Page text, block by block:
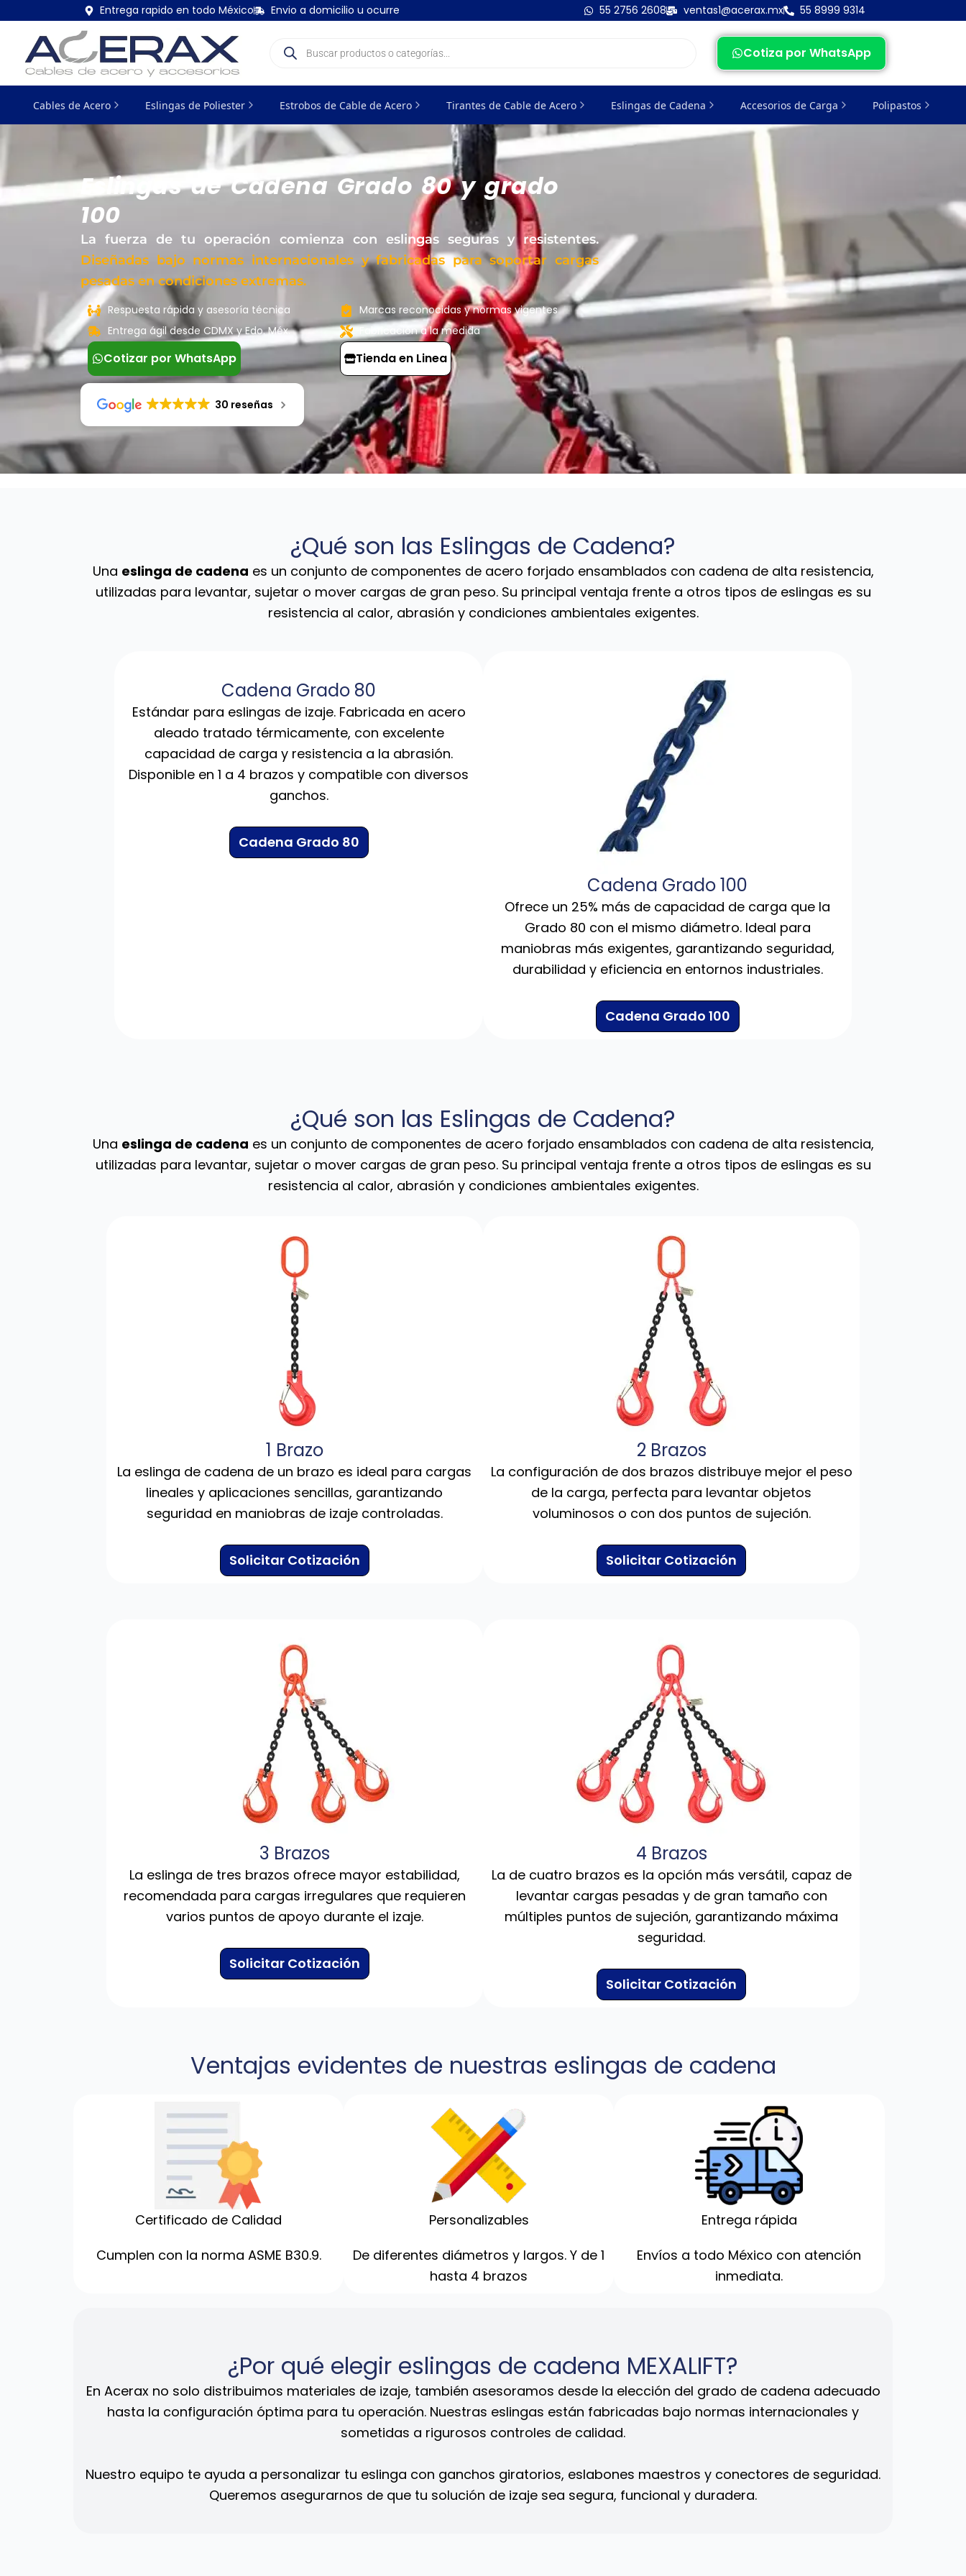
contenido
Entrega rapido en todo México Envio a domicilio u ocurre 55 2756 2608 ventas1@acerax.mx 55 8999 9314
search
Cotiza por WhatsApp
Cables de Acero Eslingas de Poliester Estrobos de Cable de Acero Tirantes de Cable de Acero Eslingas de Cadena Accesorios de Carga Polipastos
Eslingas de Cadena Grado 80 y grado
100
La fuerza de tu operación comienza con eslingas seguras y resistentes.
Diseñadas bajo normas internacionales y fabricadas para soportar cargas
pesadas en condiciones extremas.
Respuesta rápida y asesoría técnica
Entrega ágil desde CDMX y Edo. Méx.
Marcas reconocidas y normas vigentes
Fabricación a la medida
Cotizar por WhatsApp Tienda en Linea
30 reseñas
¿Qué son las Eslingas de Cadena?
Una eslinga de cadena es un conjunto de componentes de acero forjado ensamblados con cadena de alta resistencia,
utilizadas para levantar, sujetar o mover cargas de gran peso. Su principal ventaja frente a otros tipos de eslingas es su
resistencia al calor, abrasión y condiciones ambientales exigentes.
Cadena Grado 80
Estándar para eslingas de izaje. Fabricada en acero
aleado tratado térmicamente, con excelente
capacidad de carga y resistencia a la abrasión.
Disponible en 1 a 4 brazos y compatible con diversos
ganchos.
Cadena Grado 80
Cadena Grado 100
Ofrece un 25% más de capacidad de carga que la
Grado 80 con el mismo diámetro. Ideal para
maniobras más exigentes, garantizando seguridad,
durabilidad y eficiencia en entornos industriales.
Cadena Grado 100
¿Qué son las Eslingas de Cadena?
Una eslinga de cadena es un conjunto de componentes de acero forjado ensamblados con cadena de alta resistencia,
utilizadas para levantar, sujetar o mover cargas de gran peso. Su principal ventaja frente a otros tipos de eslingas es su
resistencia al calor, abrasión y condiciones ambientales exigentes.
1 Brazo
La eslinga de cadena de un brazo es ideal para cargas
lineales y aplicaciones sencillas, garantizando
seguridad en maniobras de izaje controladas.
Solicitar Cotización
2 Brazos
La configuración de dos brazos distribuye mejor el peso
de la carga, perfecta para levantar objetos
voluminosos o con dos puntos de sujeción.
Solicitar Cotización
3 Brazos
La eslinga de tres brazos ofrece mayor estabilidad,
recomendada para cargas irregulares que requieren
varios puntos de apoyo durante el izaje.
Solicitar Cotización
4 Brazos
La de cuatro brazos es la opción más versátil, capaz de
levantar cargas pesadas y de gran tamaño con
múltiples puntos de sujeción, garantizando máxima
seguridad.
Solicitar Cotización
Ventajas evidentes de nuestras eslingas de cadena
Certificado de Calidad
Cumplen con la norma ASME B30.9.
Personalizables
De diferentes diámetros y largos. Y de 1
hasta 4 brazos
Entrega rápida
Envíos a todo México con atención
inmediata.
¿Por qué elegir eslingas de cadena MEXALIFT?
En Acerax no solo distribuimos materiales de izaje, también asesoramos desde la elección del grado de cadena adecuado
hasta la configuración óptima para tu operación. Nuestras eslingas están fabricadas bajo normas internacionales y
sometidas a rigurosos controles de calidad.
Nuestro equipo te ayuda a personalizar tu eslinga con ganchos giratorios, eslabones maestros y conectores de seguridad.
Queremos asegurarnos de que tu solución de izaje sea segura, funcional y duradera.